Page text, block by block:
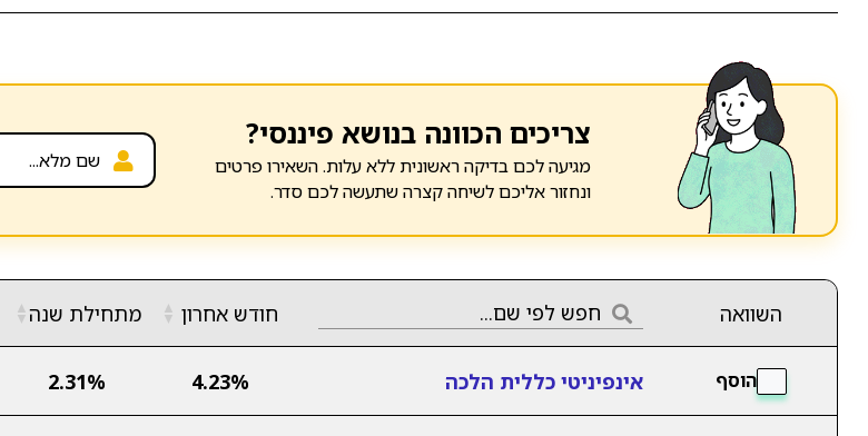
צריכים הכוונה בנושא פיננסי?
מגיעה לכם בדיקה ראשונית ללא עלות. השאירו פרטים
ונחזור אליכם לשיחה קצרה שתעשה לכם סדר.
השוואה חודש אחרון ▲
▼ מתחילת שנה▲
▼
הוסף אינפיניטי כללית הלכה 4.23%
2.31%